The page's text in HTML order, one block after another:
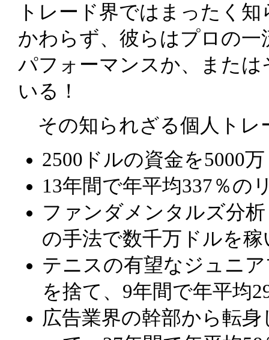
トレード界ではまったく
かわらず、彼らはプロの
パフォーマンスか、また
いる！
その知られざる個人ト
2500ドルの資金を5000
13年間で年平均337％の
ファンダメンタルズ分
の手法で数千万ドルを
テニスの有望なジュニ
を捨て、9年間で年平均
広告業界の幹部から転